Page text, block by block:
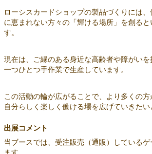
ローシスカードショップの製品づくりには
に恵まれない方々の「輝ける場所」を創ると
す。
現在は、ご縁のある身近な高齢者や障がいを
一つひとつ手作業で生産しています。
この活動の輪が広がることで、より多くの方
自分らしく楽しく働ける場を広げていきたい
出展コメント
当ブースでは、受注販売（通販）しているゲ
ます。